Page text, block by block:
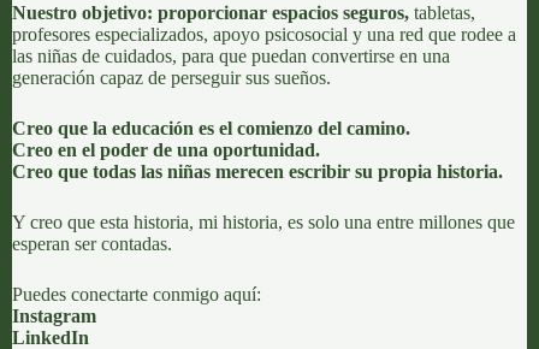
Nuestro objetivo: proporcionar espacios seguros, tabletas,
profesores especializados, apoyo psicosocial y una red que rodee a
las niñas de cuidados, para que puedan convertirse en una
generación capaz de perseguir sus sueños.
Creo que la educación es el comienzo del camino.
Creo en el poder de una oportunidad.
Creo que todas las niñas merecen escribir su propia historia.
Y creo que esta historia, mi historia, es solo una entre millones que
esperan ser contadas.
Puedes conectarte conmigo aquí:
Instagram
LinkedIn